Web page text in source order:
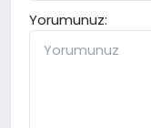
Yorumunuz: